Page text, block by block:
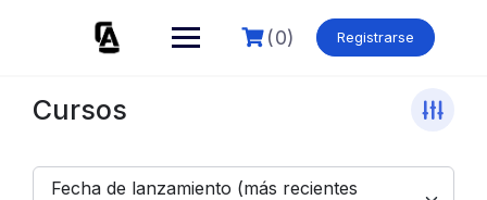
(0) Registrarse
Cursos
Fecha de lanzamiento (más recientes